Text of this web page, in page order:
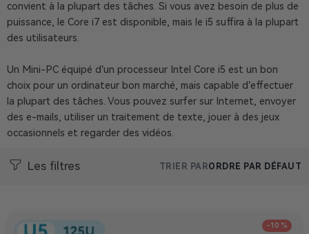
convient à la plupart des tâches. Si vous avez besoin de plus de
puissance, le Core i7 est disponible, mais le i5 suffira à la plupart
des utilisateurs.
Un Mini-PC équipé d’un processeur Intel Core i5 est un bon
choix pour un ordinateur bon marché, mais capable d’effectuer
la plupart des tâches. Vous pouvez surfer sur Internet, envoyer
des e-mails, utiliser un traitement de texte, jouer à des jeux
occasionnels et regarder des vidéos.
Les filtres TRIER PARORDRE PAR DÉFAUT
-10 %